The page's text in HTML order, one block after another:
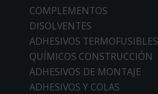
COMPLEMENTOS
DISOLVENTES
ADHESIVOS TERMOFUSIBLES
QUÍMICOS CONSTRUCCIÓN
ADHESIVOS DE MONTAJE
ADHESIVOS Y COLAS